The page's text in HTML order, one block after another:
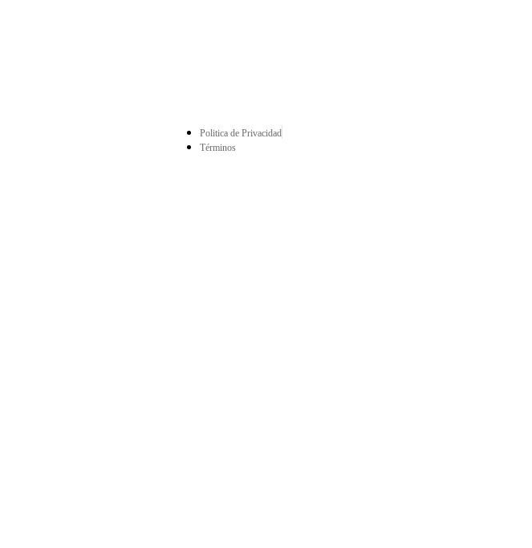
Politica de Privacidad
Términos